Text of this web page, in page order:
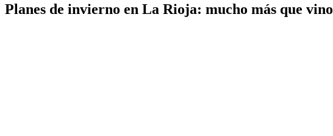
Planes de invierno en La Rioja: mucho más que vino